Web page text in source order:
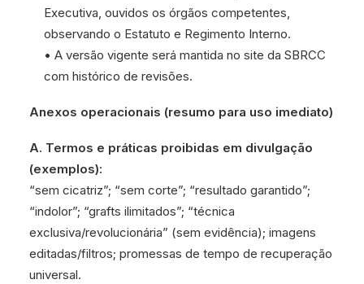
Executiva, ouvidos os órgãos competentes,
observando o Estatuto e Regimento Interno.
• A versão vigente será mantida no site da SBRCC
com histórico de revisões.
Anexos operacionais (resumo para uso imediato)
A. Termos e práticas proibidas em divulgação
(exemplos):
“sem cicatriz”; “sem corte”; “resultado garantido”;
“indolor”; “grafts ilimitados”; “técnica
exclusiva/revolucionária” (sem evidência); imagens
editadas/filtros; promessas de tempo de recuperação
universal.